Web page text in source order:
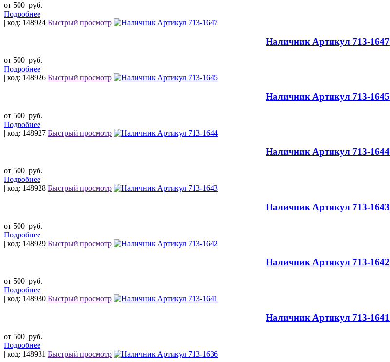
от 500 руб.
Подробнее
| код: 148924 Быстрый просмотр
Наличник Артикул 713-1647
от 500 руб.
Подробнее
| код: 148926 Быстрый просмотр
Наличник Артикул 713-1645
от 500 руб.
Подробнее
| код: 148927 Быстрый просмотр
Наличник Артикул 713-1644
от 500 руб.
Подробнее
| код: 148928 Быстрый просмотр
Наличник Артикул 713-1643
от 500 руб.
Подробнее
| код: 148929 Быстрый просмотр
Наличник Артикул 713-1642
от 500 руб.
Подробнее
| код: 148930 Быстрый просмотр
Наличник Артикул 713-1641
от 500 руб.
Подробнее
| код: 148931 Быстрый просмотр